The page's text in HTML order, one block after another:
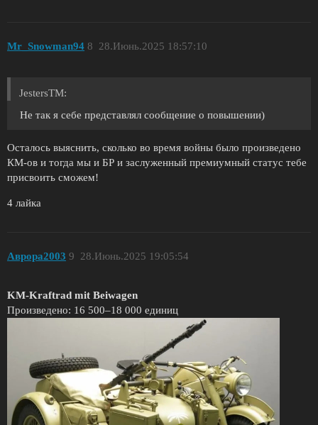
Mr_Snowman94 28.Июнь.2025 18:57:10
8
JestersTM:
Не так я себе представлял сообщение о повышении)
Осталось выяснить, сколько во время войны было произведено
КМ-ов и тогда мы и БР и заслуженный премиумный статус тебе
присвоить сможем!
4 лайка
Аврора2003 28.Июнь.2025 19:05:54
9
KM-Kraftrad mit Beiwagen
Произведено: 16 500–18 000 единиц